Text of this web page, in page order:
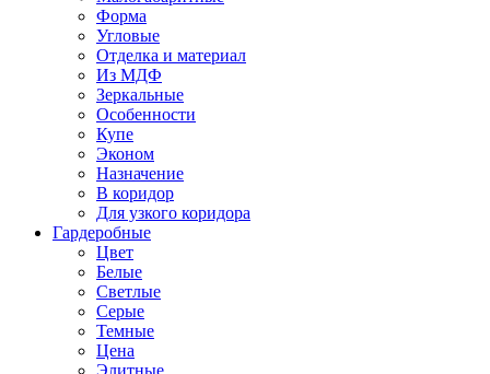
Форма
Угловые
Отделка и материал
Из МДФ
Зеркальные
Особенности
Купе
Эконом
Назначение
В коридор
Для узкого коридора
Гардеробные
Цвет
Белые
Светлые
Серые
Темные
Цена
Элитные